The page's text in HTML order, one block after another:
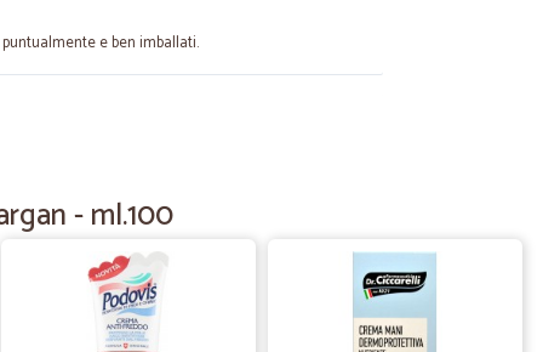
e ben imballati.
19/12/2023
- ml.100